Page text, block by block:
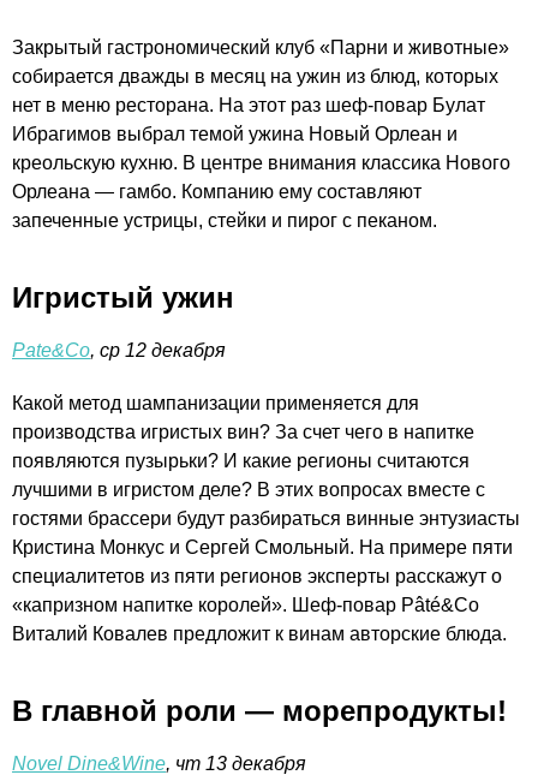
Закрытый гастрономический клуб «Парни и животные»
собирается дважды в месяц на ужин из блюд, которых
нет в меню ресторана. На этот раз шеф-повар Булат
Ибрагимов выбрал темой ужина Новый Орлеан и
креольскую кухню. В центре внимания классика Нового
Орлеана — гамбо. Компанию ему составляют
запеченные устрицы, стейки и пирог с пеканом.
Игристый ужин
Pate&Co, ср 12 декабря
Какой метод шампанизации применяется для
производства игристых вин? За счет чего в напитке
появляются пузырьки? И какие регионы считаются
лучшими в игристом деле? В этих вопросах вместе с
гостями брассери будут разбираться винные энтузиасты
Кристина Монкус и Сергей Смольный. На примере пяти
специалитетов из пяти регионов эксперты расскажут о
«капризном напитке королей». Шеф-повар Pâté&Co
Виталий Ковалев предложит к винам авторские блюда.
В главной роли — морепродукты!
Novel Dine&Wine, чт 13 декабря